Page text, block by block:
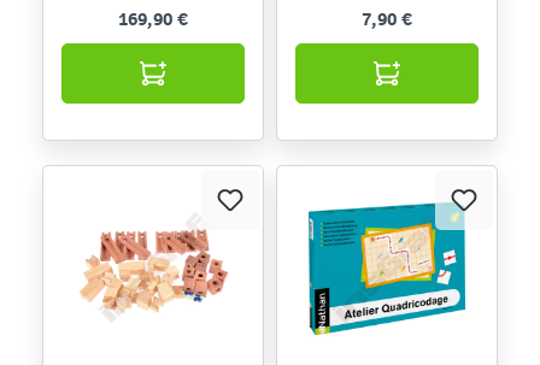
169,90 € 7,90 €